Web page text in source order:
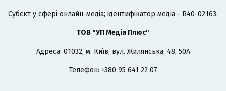
Cубєкт у сфері онлайн-медіа; ідентифікатор медіа - R40-02163.
ТОВ "УП Медіа Плюс"
Адреса: 01032, м. Київ, вул. Жилянська, 48, 50А
Телефон: +380 95 641 22 07